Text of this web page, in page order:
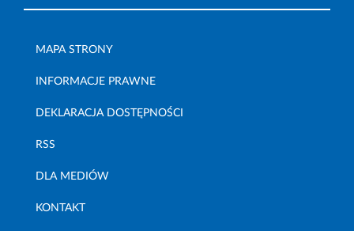
MAPA STRONY
INFORMACJE PRAWNE
DEKLARACJA DOSTĘPNOŚCI
RSS
DLA MEDIÓW
KONTAKT